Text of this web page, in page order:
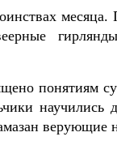
месяца.
понятиям
научились
верующие